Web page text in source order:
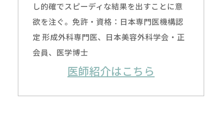
し的確でスピーディな結果を出すことに意
欲を注ぐ。免許・資格：日本専門医機構認
定 形成外科専門医、日本美容外科学会・正
会員、医学博士
医師紹介はこちら